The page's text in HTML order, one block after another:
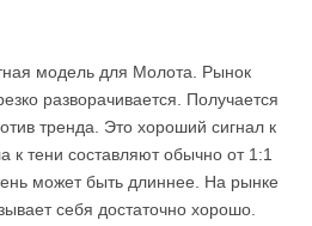
модель для Молота. Рынок
разворачивается. Получается
тренда. Это хороший сигнал к
к тени составляют обычно от 1:1
может быть длиннее. На рынке
себя достаточно хорошо.